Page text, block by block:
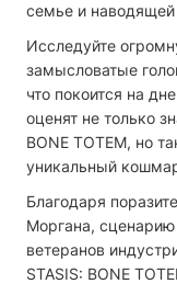
семье и
Исследуйте
замысловатые
что покоится на
оценят не только
BONE TOTEM, но
уникальный
Благодаря
Моргана, сценарию
ветеранов
STASIS: BONE